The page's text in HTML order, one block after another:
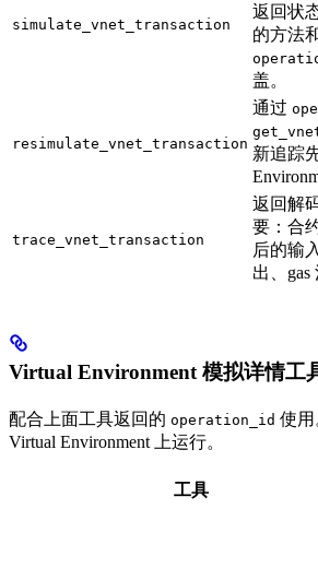
simulate_vnet_transaction
返回状
的方法
盖。
resimulate_vnet_transaction
通过
新追踪
trace_vnet_transaction
返回解
要：合
后的输
出、gas
Virtual Environment 模拟详情工
配合上面工具返回的 operation_id 使用
Virtual Environment 上运行。
工具